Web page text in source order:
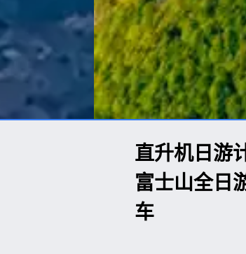
直升机日游
富士山全日
车